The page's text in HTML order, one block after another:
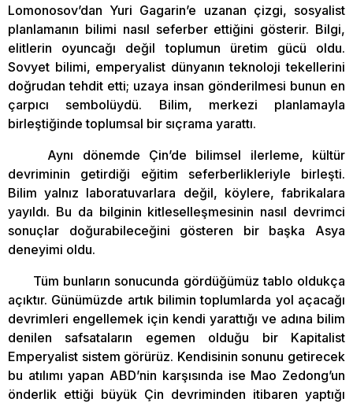
Lomonosov’dan Yuri Gagarin’e uzanan çizgi, sosyalist
planlamanın bilimi nasıl seferber ettiğini gösterir. Bilgi,
elitlerin oyuncağı değil toplumun üretim gücü oldu.
Sovyet bilimi, emperyalist dünyanın teknoloji tekellerini
doğrudan tehdit etti; uzaya insan gönderilmesi bunun en
çarpıcı sembolüydü. Bilim, merkezi planlamayla
birleştiğinde toplumsal bir sıçrama yarattı.
Aynı dönemde Çin’de bilimsel ilerleme, kültür
devriminin getirdiği eğitim seferberlikleriyle birleşti.
Bilim yalnız laboratuvarlara değil, köylere, fabrikalara
yayıldı. Bu da bilginin kitleselleşmesinin nasıl devrimci
sonuçlar doğurabileceğini gösteren bir başka Asya
deneyimi oldu.
Tüm bunların sonucunda gördüğümüz tablo oldukça
açıktır. Günümüzde artık bilimin toplumlarda yol açacağı
devrimleri engellemek için kendi yarattığı ve adına bilim
denilen safsataların egemen olduğu bir Kapitalist
Emperyalist sistem görürüz. Kendisinin sonunu getirecek
bu atılımı yapan ABD’nin karşısında ise Mao Zedong’un
önderlik ettiği büyük Çin devriminden itibaren yaptığı